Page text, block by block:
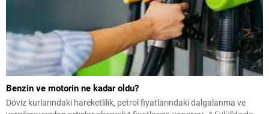
Benzin ve motorin ne kadar oldu?
Döviz kurlarındaki hareketlilik, petrol fiyatlarındaki dalgalanma ve